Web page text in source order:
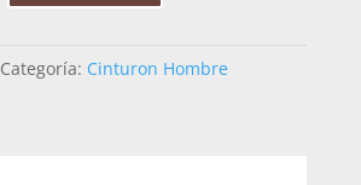
Categoría: Cinturon Hombre